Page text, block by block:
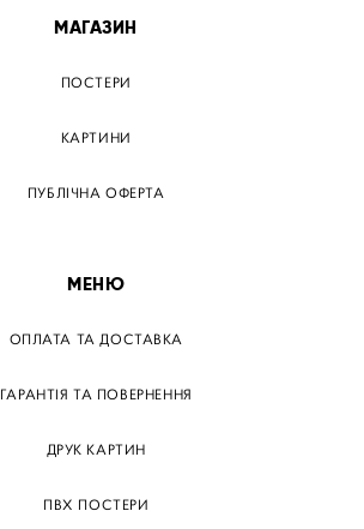
МАГАЗИН
ПОСТЕРИ
КАРТИНИ
ПУБЛІЧНА ОФЕРТА
МЕНЮ
ОПЛАТА ТА ДОСТАВКА
ГАРАНТІЯ ТА ПОВЕРНЕННЯ
ДРУК КАРТИН
ПВХ ПОСТЕРИ